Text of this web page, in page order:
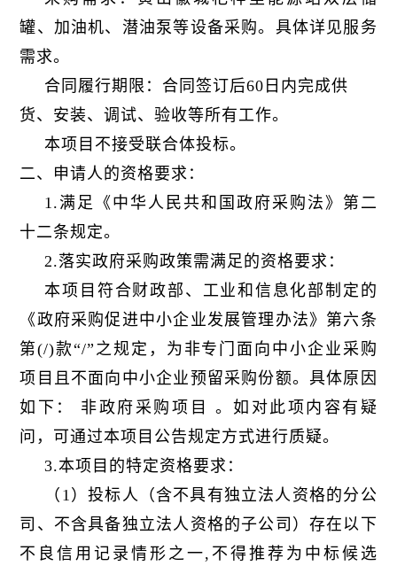
罐、加油机、潜油泵等设备采购。具体详见服务
需求。
合同履行期限：合同签订后60日内完成供
货、安装、调试、验收等所有工作。
本项目不接受联合体投标。
二、申请人的资格要求：
1.满足《中华人民共和国政府采购法》第二
十二条规定。
2.落实政府采购政策需满足的资格要求：
本项目符合财政部、工业和信息化部制定的
《政府采购促进中小企业发展管理办法》第六条
第(/)款“/”之规定，为非专门面向中小企业采购
项目且不面向中小企业预留采购份额。具体原因
如下： 非政府采购项目 。如对此项内容有疑
问，可通过本项目公告规定方式进行质疑。
3.本项目的特定资格要求：
（1）投标人（含不具有独立法人资格的分公
司、不含具备独立法人资格的子公司）存在以下
不良信用记录情形之一,不得推荐为中标候选